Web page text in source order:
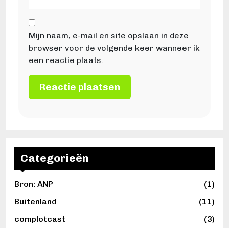
Categorieën
Bron: ANP
(1)
Buitenland
(11)
complotcast
(3)
Mijn naam, e-mail en site opslaan in deze
browser voor de volgende keer wanneer ik
een reactie plaats.